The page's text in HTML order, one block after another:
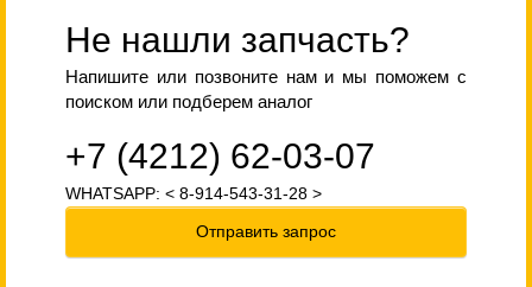
Не нашли запчасть?
Напишите или позвоните нам и мы поможем с
поиском или подберем аналог
+7 (4212) 62-03-07
WHATSAPP: < 8-914-543-31-28 >
Отправить запрос